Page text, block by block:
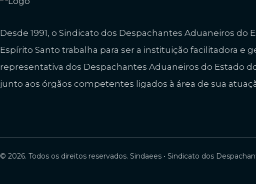
Desde 1991, o Sindicato dos Despachantes Aduaneiros do
Espírito Santo trabalha para ser a instituição facilitadora e
representativa dos Despachantes Aduaneiros do Estado
junto aos órgãos competentes ligados à área de sua
© 2026. Todos os direitos reservados. Sindaees • Sindicato dos